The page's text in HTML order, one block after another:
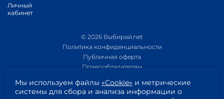
Личный
кабинет
© 2026 Выбирай.net
Политика конфиденциальности
Публичная оферта
Правообладателям
Приложение 1
Приложение 2
Мы используем файлы «Cookie» и метрические
системы для сбора и анализа информации о